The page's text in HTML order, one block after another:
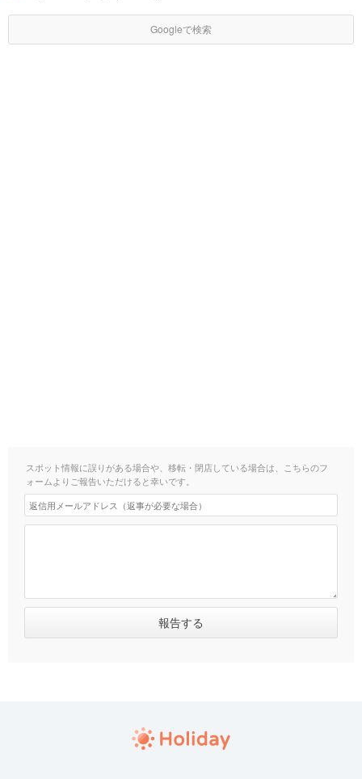
Googleで検索
スポット情報に誤りがある場合や、移転・閉店している場合は、こちらのフ
ォームよりご報告いただけると幸いです。